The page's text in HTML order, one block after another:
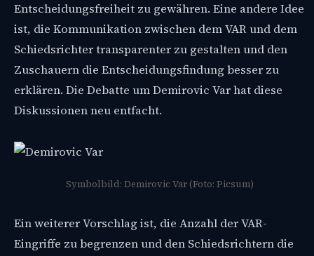
Entscheidungsfreiheit zu gewähren. Eine andere Idee
ist, die Kommunikation zwischen dem VAR und dem
Schiedsrichter transparenter zu gestalten und den
Zuschauern die Entscheidungsfindung besser zu
erklären. Die Debatte um Demirovic Var hat diese
Diskussionen neu entfacht.
Symbolbild: Demirovic Var (Foto: Picsum)
Ein weiterer Vorschlag ist, die Anzahl der VAR-
Eingriffe zu begrenzen und den Schiedsrichtern die